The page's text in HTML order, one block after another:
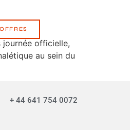
officielle,
au sein du
+ 44 641 754 0072